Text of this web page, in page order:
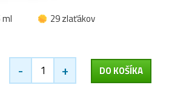
ml
29 zlaťákov
- + DO KOŠÍKA